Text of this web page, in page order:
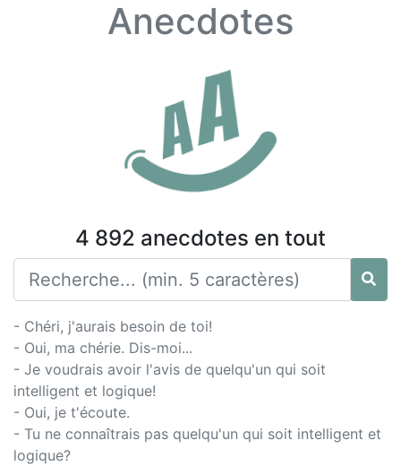
Anecdotes
4 892 anecdotes en tout
- Chéri, j'aurais besoin de toi!
- Oui, ma chérie. Dis-moi...
- Je voudrais avoir l'avis de quelqu'un qui soit
intelligent et logique!
- Oui, je t'écoute.
- Tu ne connaîtrais pas quelqu'un qui soit intelligent et
logique?